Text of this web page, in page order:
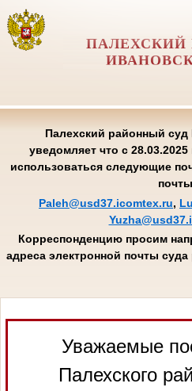
ПАЛЕХСКИЙ
Палехский районный суд
уведомляет что с
использоваться следующие
Paleh@usd37.icomtex.ru,
Корреспонденцию просим
адреса электронной почты
Уважаемые
Палехского